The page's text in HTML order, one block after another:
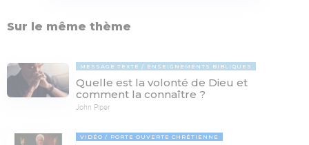
Sur le même thème
MESSAGE TEXTE ENSEIGNEMENTS BIBLIQUES
Quelle est la volonté de Dieu et
comment la connaître ?
John Piper
VIDÉO PORTE OUVERTE CHRÉTIENNE